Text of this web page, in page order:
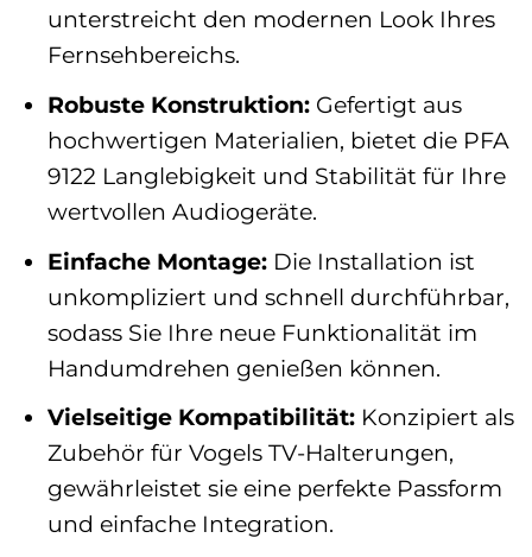
unterstreicht den modernen Look Ihres
Fernsehbereichs.
Robuste Konstruktion:Gefertigt aus
hochwertigen Materialien, bietet die PFA
9122 Langlebigkeit und Stabilität für Ihre
wertvollen Audiogeräte.
Einfache Montage:Die Installation ist
unkompliziert und schnell durchführbar,
sodass Sie Ihre neue Funktionalität im
Handumdrehen genießen können.
Vielseitige Kompatibilität:Konzipiert als
Zubehör für Vogels TV-Halterungen,
gewährleistet sie eine perfekte Passform
und einfache Integration.